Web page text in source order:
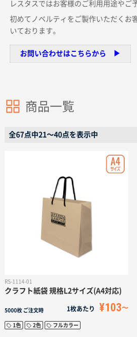
レスタスではお客様のご利用用途やご
初めてノベルティをご製作いただくお
いております。
お問い合わせはこちらから ▶︎
商品一覧
全67点中21〜40点を表示中
RS-1114-01
クラフト紙袋 規格L2サイズ(A4対応)
5000枚 ご注文時 1枚あたり ¥103
1色 2色 フルカラー